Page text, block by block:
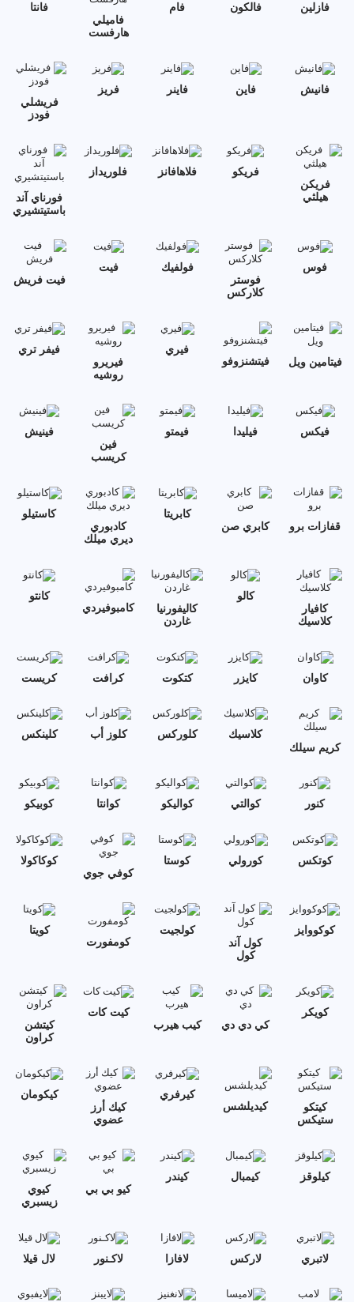
فازلين فالكون
فام
فاميلي
هارفست
فانتا
فانيش فاين فاينر
فريز
فريشلي
فودز
فريكن
هيلثي
فريكو فلاهافانز فلوريداز
فورناي آند
باستيتشيري
فوس
فوستر
كلاركس
فولفيك
فيت
فيت فريش
فيتامين ويل فيتشنزوفو
فيري
فيريرو
روشيه
فيفر تري
فيكس فيليدا
فيمتو
فين
كريسب
فينيش
قفازات برو كابري صن
كابريتا
كادبوري
ديري ميلك
كاستيلو
كافيار
كلاسيك
كالو
كاليفورنيا
غاردن
كامبوفيردي
كانتو
كاوان كايزر كتكوت كرافت كريست
كريم سيلك
كلاسيك كلوركس كلوز أب كلينكس
كنور كوالتي كواليكو كوانتا كوبيكو
كوتكس كورولي
كوستا
كوفي جوي
كوكاكولا
كوكووايز
كول آند
كول
كولجيت
كومفورت
كويتا
كويكر
كي دي دي
كيب هيرب
كيت كات
كيتشن
كراون
كيتكو
ستيكس
كيديلشس
كيرفري
كيك أرز
عضوي
كيكومان
كيلوقز كيمبال
كيندر
كيو بي بي
كيوي
زيسبري
لاتبري لاركس لافازا لاكـنور لال قيلا